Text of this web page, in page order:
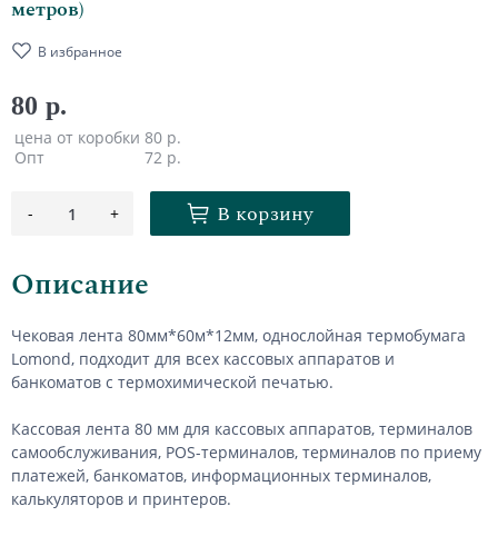
метров)
В избранное
80 р.
цена от коробки 80 р.
Опт
72 р.
- 1 + В корзину
Описание
Чековая лента 80мм*60м*12мм, однослойная термобумага
Lomond, подходит для всех кассовых аппаратов и
банкоматов с термохимической печатью.
Кассовая лента 80 мм для кассовых аппаратов, терминалов
самообслуживания, POS-терминалов, терминалов по приему
платежей, банкоматов, информационных терминалов,
калькуляторов и принтеров.